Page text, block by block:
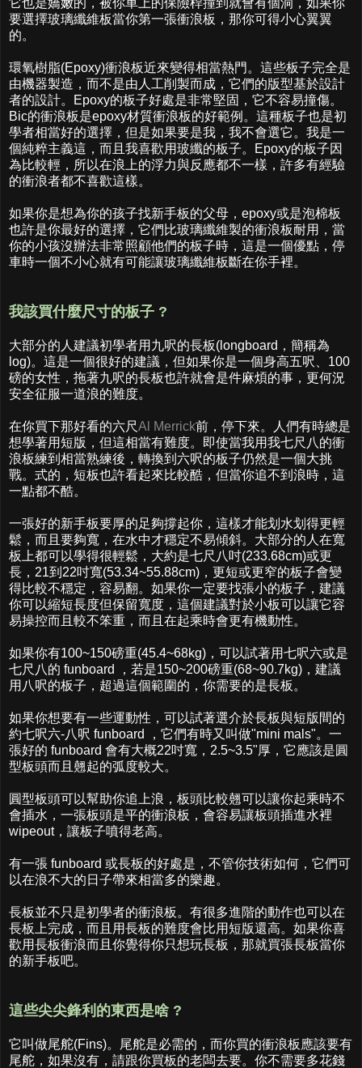
要選擇玻璃纖維板當你第一張衝浪板，那你可得小心翼翼
的。
環氧樹脂(Epoxy)衝浪板近來變得相當熱門。這些板子完全是
由機器製造，而不是由人工削製而成，它們的版型基於設計
者的設計。Epoxy的板子好處是非常堅固，它不容易撞傷。
Bic的衝浪板是epoxy材質衝浪板的好範例。這種板子也是初
學者相當好的選擇，但是如果要是我，我不會選它。我是一
個純粹主義這，而且我喜歡用玻纖的板子。Epoxy的板子因
為比較輕，所以在浪上的浮力與反應都不一樣，許多有經驗
的衝浪者都不喜歡這樣。
如果你是想為你的孩子找新手板的父母，epoxy或是泡棉板
也許是你最好的選擇，它們比玻璃纖維製的衝浪板耐用，當
你的小孩沒辦法非常照顧他們的板子時，這是一個優點，停
車時一個不小心就有可能讓玻璃纖維板斷在你手裡。
我該買什麼尺寸的板子 ?
大部分的人建議初學者用九呎的長板(longboard，簡稱為
log)。這是一個很好的建議，但如果你是一個身高五呎、100
磅的女性，拖著九呎的長板也許就會是件麻煩的事，更何況
安全征服一道浪的難度。
在你買下那好看的六尺Al Merrick前，停下來。人們有時總是
想學著用短版，但這相當有難度。即使當我用我七尺八的衝
浪板練到相當熟練後，轉換到六呎的板子仍然是一個大挑
戰。式的，短板也許看起來比較酷，但當你追不到浪時，這
一點都不酷。
一張好的新手板要厚的足夠撐起你，這樣才能划水划得更輕
鬆，而且要夠寬，在水中才穩定不易傾斜。大部分的人在寬
板上都可以學得很輕鬆，大約是七尺八吋(233.68cm)或更
長，21到22吋寬(53.34~55.88cm)，更短或更窄的板子會變
得比較不穩定，容易翻。如果你一定要找張小的板子，建議
你可以縮短長度但保留寬度，這個建議對於小板可以讓它容
易操控而且較不笨重，而且在起乘時會更有機動性。
如果你有100~150磅重(45.4~68kg)，可以試著用七呎六或是
七尺八的 funboard ，若是150~200磅重(68~90.7kg)，建議
用八呎的板子，超過這個範圍的，你需要的是長板。
如果你想要有一些運動性，可以試著選介於長板與短版間的
約七呎六-八呎 funboard ，它們有時又叫做"mini mals"。一
張好的 funboard 會有大概22吋寬，2.5~3.5"厚，它應該是圓
型板頭而且翹起的弧度較大。
圓型板頭可以幫助你追上浪，板頭比較翹可以讓你起乘時不
會插水，一張板頭是平的衝浪板，會容易讓板頭插進水裡
wipeout，讓板子噴得老高。
有一張 funboard 或長板的好處是，不管你技術如何，它們可
以在浪不大的日子帶來相當多的樂趣。
長板並不只是初學者的衝浪板。有很多進階的動作也可以在
長板上完成，而且用長板的難度會比用短版還高。如果你喜
歡用長板衝浪而且你覺得你只想玩長板，那就買張長板當你
的新手板吧。
這些尖尖鋒利 的東西是啥 ?
它叫做尾舵(Fins)。尾舵是必需的，而你買的衝浪板應該要有
尾舵，如果沒有，請跟你買板的老闆去要。你不需要多花錢